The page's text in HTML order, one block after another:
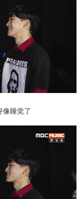
像睡觉了